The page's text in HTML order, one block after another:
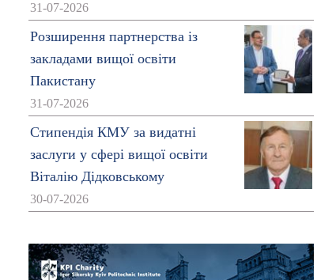
31-07-2026
Розширення партнерства із
закладами вищої освіти
Пакистану
31-07-2026
Стипендія КМУ за видатні
заслуги у сфері вищої освіти
Віталію Дідковському
30-07-2026